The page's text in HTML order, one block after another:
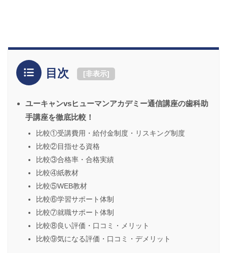
目次 [非表示]
ユーキャンvsヒューマンアカデミー通信講座の歯科助
手講座を徹底比較！
比較①受講費用・給付金制度・リスキング制度
比較②目指せる資格
比較③合格率・合格実績
比較④紙教材
比較⑤WEB教材
比較⑥学習サポート体制
比較⑦就職サポート体制
比較⑧良い評価・口コミ・メリット
比較⑨気になる評価・口コミ・デメリット